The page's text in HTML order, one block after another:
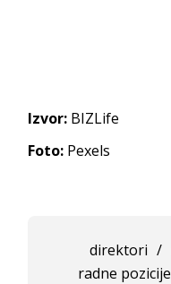
Izvor: BIZLife
Foto: Pexels
direktori /
radne pozicije